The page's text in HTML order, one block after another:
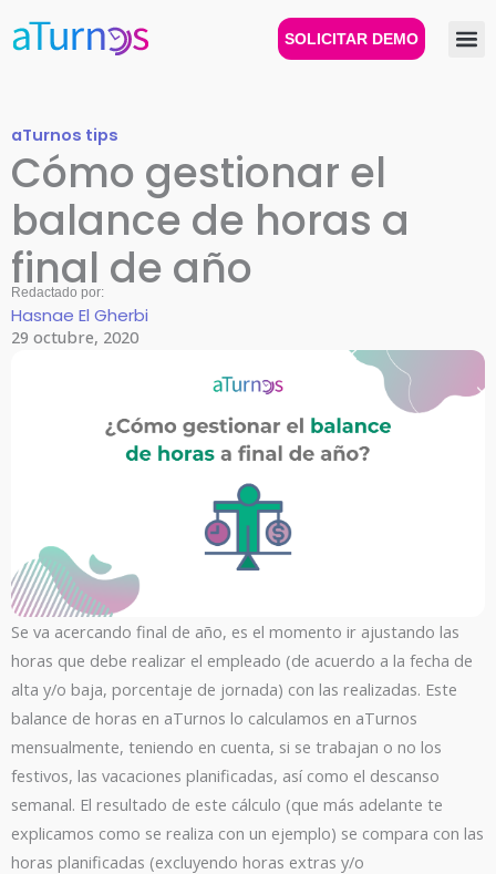
SOLICITAR DEMO
aTurnos tips
Cómo gestionar el
balance de horas a
final de año
Redactado por:
Hasnae El Gherbi
29 octubre, 2020
Se va acercando final de año, es el momento ir ajustando las
horas que debe realizar el empleado (de acuerdo a la fecha de
alta y/o baja, porcentaje de jornada) con las realizadas. Este
balance de horas en aTurnos lo calculamos en aTurnos
mensualmente, teniendo en cuenta, si se trabajan o no los
festivos, las vacaciones planificadas, así como el descanso
semanal. El resultado de este cálculo (que más adelante te
explicamos como se realiza con un ejemplo) se compara con las
horas planificadas (excluyendo horas extras y/o